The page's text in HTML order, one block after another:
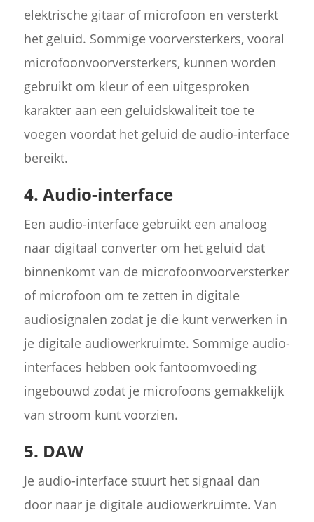
elektrische gitaar of microfoon en versterkt
het geluid. Sommige voorversterkers, vooral
microfoonvoorversterkers, kunnen worden
gebruikt om kleur of een uitgesproken
karakter aan een geluidskwaliteit toe te
voegen voordat het geluid de audio-interface
bereikt.
4. Audio-interface
Een audio-interface gebruikt een analoog
naar digitaal converter om het geluid dat
binnenkomt van de microfoonvoorversterker
of microfoon om te zetten in digitale
audiosignalen zodat je die kunt verwerken in
je digitale audiowerkruimte. Sommige audio-
interfaces hebben ook fantoomvoeding
ingebouwd zodat je microfoons gemakkelijk
van stroom kunt voorzien.
5. DAW
Je audio-interface stuurt het signaal dan
door naar je digitale audiowerkruimte. Van